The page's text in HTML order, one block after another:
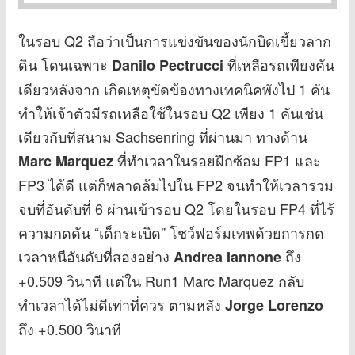
ในรอบ Q2 ถือว่าเป็นการแข่งขันของนักบิดเขี้ยวลาก
ดิน โดนเฉพาะ Danilo Pectrucci ที่เหลือรถเพียงคัน
เดียวหลังจาก เกิดเหตุขัดข้องทางเทคนิคพังไป 1 คัน
ทำให้เจ้าตัวมีรถเหลือใช้ในรอบ Q2 เพียง 1 คันเช่น
เดียวกับที่สนาม Sachsenring ที่ผ่านมา ทางด้าน
Marc Marquezที่ทำเวลาในรอยฝึกซ้อม FP1 และ
FP3 ได้ดี แต่ก็พลาดล้มไปใน FP2 จนทำให้เวลารวม
จบที่อันดับที่ 6 ผ่านเข้ารอบ Q2 โดยในรอบ FP4 ที่ไร้
ความกดดัน “เด็กระเบิด” โชว์ฟอร์มเทพด้วยการกด
เวลาหนีอันดับที่สองอย่าง Andrea Iannone ถึง
+0.509 วินาที แต่ใน Run1 Marc Marquez กลับ
ทำเวลาได้ไม่ดีเท่าที่ควร ตามหลัง Jorge Lorenzo
ถึง +0.500 วินาที